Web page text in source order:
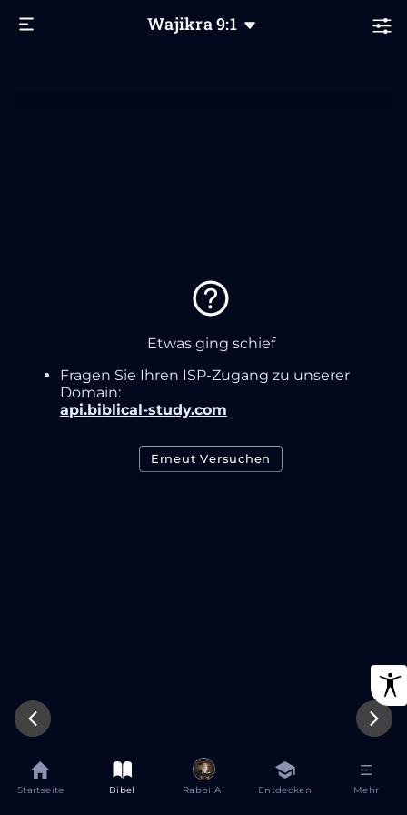
Wajikra9:1
Etwas ging schief
Fragen Sie Ihren ISP-Zugang zu unserer
Domain:
api.biblical-study.com
Erneut Versuchen
Startseite Bibel Rabbi AI Entdecken Mehr